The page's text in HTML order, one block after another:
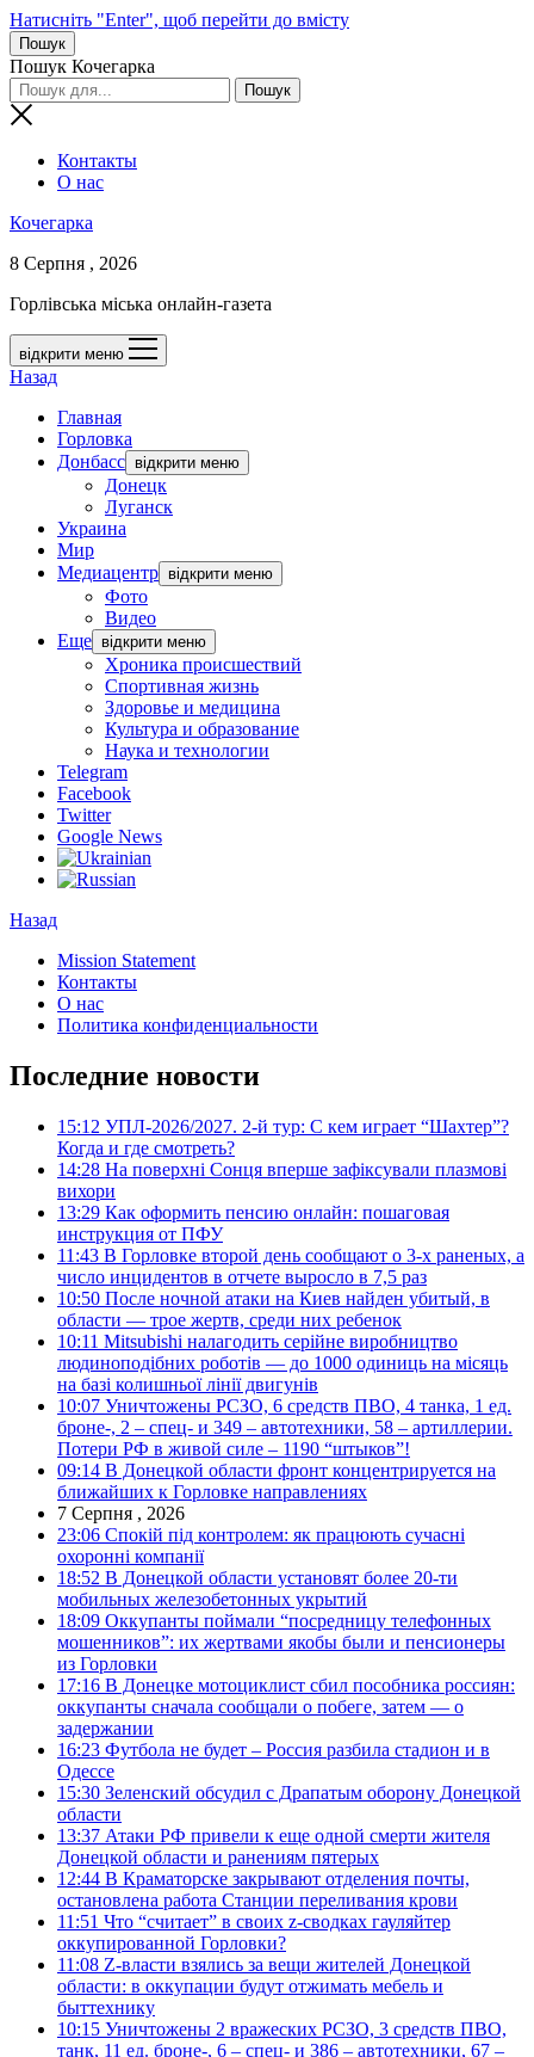
Натисніть "Enter", щоб перейти до вмісту
Пошук
Пошук Кочегарка
Контакты
О нас
Кочегарка
8 Серпня , 2026
Горлівська міська онлайн-газета
відкрити меню
Назад
Главная
Горловка
Донбасс відкрити меню
Донецк
Луганск
Украина
Мир
Медиацентр відкрити меню
Фото
Видео
Еще відкрити меню
Хроника происшествий
Спортивная жизнь
Здоровье и медицина
Культура и образование
Наука и технологии
Telegram
Facebook
Twitter
Google News
Назад
Mission Statement
Контакты
О нас
Политика конфиденциальности
Последние новости
15:12 УПЛ-2026/2027. 2-й тур: С кем играет “Шахтер”?
Когда и где смотреть?
14:28 На поверхні Сонця вперше зафіксували плазмові
вихори
13:29 Как оформить пенсию онлайн: пошаговая
инструкция от ПФУ
11:43 В Горловке второй день сообщают о 3-х раненых, а
число инцидентов в отчете выросло в 7,5 раз
10:50 После ночной атаки на Киев найден убитый, в
области — трое жертв, среди них ребенок
10:11 Mitsubishi налагодить серійне виробництво
людиноподібних роботів — до 1000 одиниць на місяць
на базі колишньої лінії двигунів
10:07 Уничтожены РСЗО, 6 средств ПВО, 4 танка, 1 ед.
броне-, 2 – спец- и 349 – автотехники, 58 – артиллерии.
Потери РФ в живой силе – 1190 “штыков”!
09:14 В Донецкой области фронт концентрируется на
ближайших к Горловке направлениях
7 Серпня , 2026
23:06 Спокій під контролем: як працюють сучасні
охоронні компанії
18:52 В Донецкой области установят более 20-ти
мобильных железобетонных укрытий
18:09 Оккупанты поймали “посредницу телефонных
мошенников”: их жертвами якобы были и пенсионеры
из Горловки
17:16 В Донецке мотоциклист сбил пособника россиян:
оккупанты сначала сообщали о побеге, затем — о
задержании
16:23 Футбола не будет – Россия разбила стадион и в
Одессе
15:30 Зеленский обсудил с Драпатым оборону Донецкой
области
13:37 Атаки РФ привели к еще одной смерти жителя
Донецкой области и ранениям пятерых
12:44 В Краматорске закрывают отделения почты,
остановлена работа Станции переливания крови
11:51 Что “считает” в своих z-сводках гауляйтер
оккупированной Горловки?
11:08 Z-власти взялись за вещи жителей Донецкой
области: в оккупации будут отжимать мебель и
быттехнику
10:15 Уничтожены 2 вражеских РСЗО, 3 средств ПВО,
танк, 11 ед. броне-, 6 – спец- и 386 – автотехники, 67 –